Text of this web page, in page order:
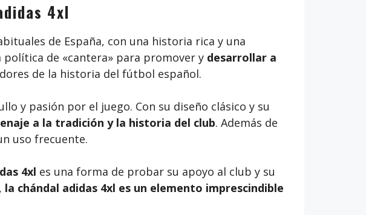
4xl
de España, con una historia rica y una
de «cantera» para promover y desarrollar a
de la historia del fútbol español.
y pasión por el juego. Con su diseño clásico y su
a la tradición y la historia del club. Además de
uso frecuente.
4xl es una forma de probar su apoyo al club y su
la chándal adidas 4xl es un elemento imprescindible